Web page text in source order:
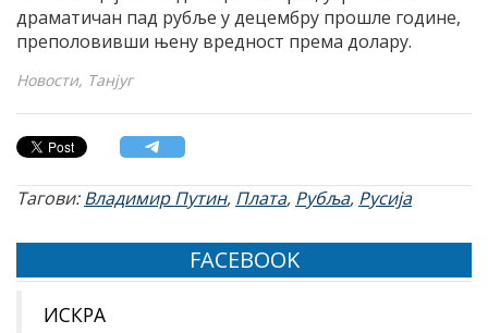
драматичан пад рубље у децембру прошле године,
преполовивши њену вредност према долару.
Новости, Танјуг
Тагови:Владимир Путин, Плата, Рубља, Русија
FACEBOOK
ИСКРА